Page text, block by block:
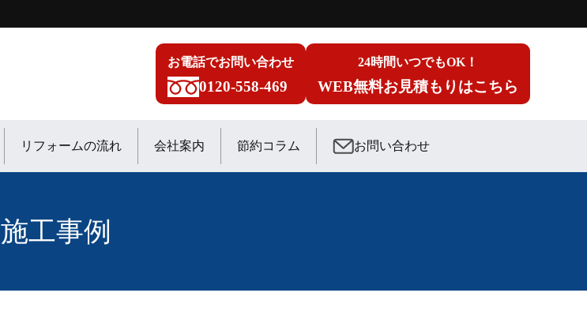
お電話でお問い合わせ
0120-558-469
24時間いつでもOK！
WEB無料お見積もりはこちら
リフォームの流れ 会社案内 節約コラム お問い合わせ
施工事例